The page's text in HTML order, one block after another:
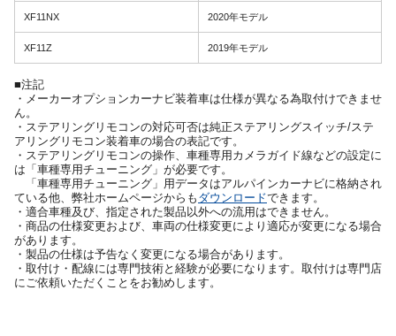
XF11NX 2020年モデル
XF11Z 2019年モデル
■注記
・メーカーオプションカーナビ装着車は仕様が異なる為取付けできませ
ん。
・ステアリングリモコンの対応可否は純正ステアリングスイッチ/ステ
アリングリモコン装着車の場合の表記です。
・ステアリングリモコンの操作、車種専用カメラガイド線などの設定に
は「車種専用チューニング」が必要です。
「車種専用チューニング」用データはアルパインカーナビに格納され
ている他、弊社ホームページからも ダウンロードできます。
・適合車種及び、指定された製品以外への流用はできません。
・商品の仕様変更および、車両の仕様変更により適応が変更になる場合
があります。
・製品の仕様は予告なく変更になる場合があります。
・取付け・配線には専門技術と経験が必要になります。取付けは専門店
にご依頼いただくことをお勧めします。